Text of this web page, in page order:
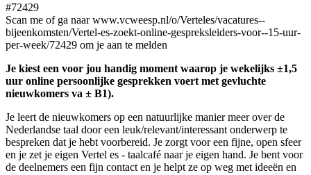
#72429
Scan me of ga naar www.vcweesp.nl/o/Verteles/vacatures--
bijeenkomsten/Vertel-es-zoekt-online-gespreksleiders-voor--15-uur-
per-week/72429 om je aan te melden
Je kiest een voor jou handig moment waarop je wekelijks ±1,5
uur online persoonlijke gesprekken voert met gevluchte
nieuwkomers va ± B1).
Je leert de nieuwkomers op een natuurlijke manier meer over de
Nederlandse taal door een leuk/relevant/interessant onderwerp te
bespreken dat je hebt voorbereid. Je zorgt voor een fijne, open sfeer
en je zet je eigen Vertel es - taalcafé naar je eigen hand. Je bent voor
de deelnemers een fijn contact en je helpt ze op weg met ideeën en